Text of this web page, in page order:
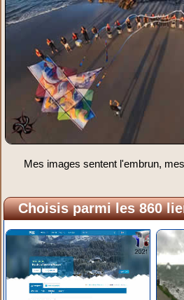
Mes images sentent l'embrun,
Choisis parmi les 860